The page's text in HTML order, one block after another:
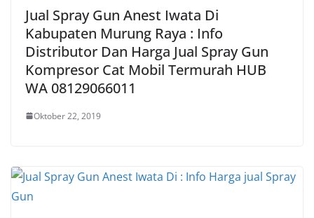
Jual Spray Gun Anest Iwata Di
Kabupaten Murung Raya : Info
Distributor Dan Harga Jual Spray Gun
Kompresor Cat Mobil Termurah HUB
WA 08129066011
Oktober 22, 2019